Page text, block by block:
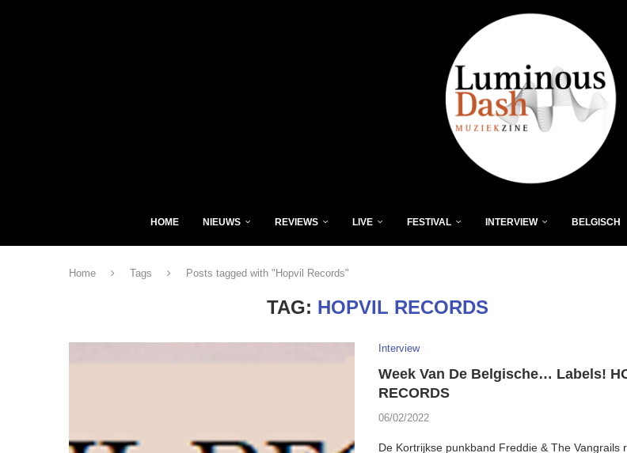
HOME NIEUWS REVIEWS LIVE FESTIVAL INTERVIEW BELGISCH
Home Tags Posts tagged with "Hopvil Records"
TAG: HOPVIL RECORDS
Interview
Week Van De Belgische… Labels!
RECORDS
06/02/2022
De Kortrijkse punkband Freddie & The Vangrails